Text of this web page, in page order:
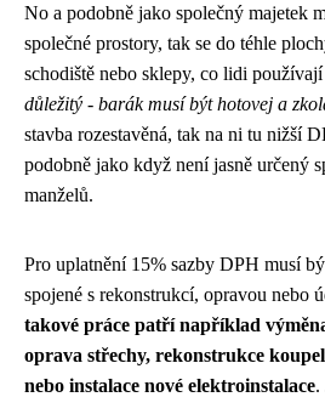
No a podobně jako společný majetek
společné prostory, tak se do téhle
schodiště nebo sklepy, co lidi používají
důležitý - barák musí být hotovej a
stavba rozestavěná, tak na ni tu nižší
podobně jako když není jasně určený
manželů.
Pro uplatnění 15% sazby DPH musí
spojené s rekonstrukcí, opravou nebo
takové práce patří například
oprava střechy, rekonstrukce
nebo instalace nové elektroinstalace.